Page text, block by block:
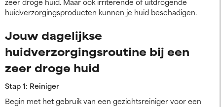
huidverzorgingsproducten kunnen je huid beschadigen.
Jouw dagelijkse
huidverzorgingsroutine bij een
zeer droge huid
Stap 1: Reiniger
Begin met het gebruik van een gezichtsreiniger voor een